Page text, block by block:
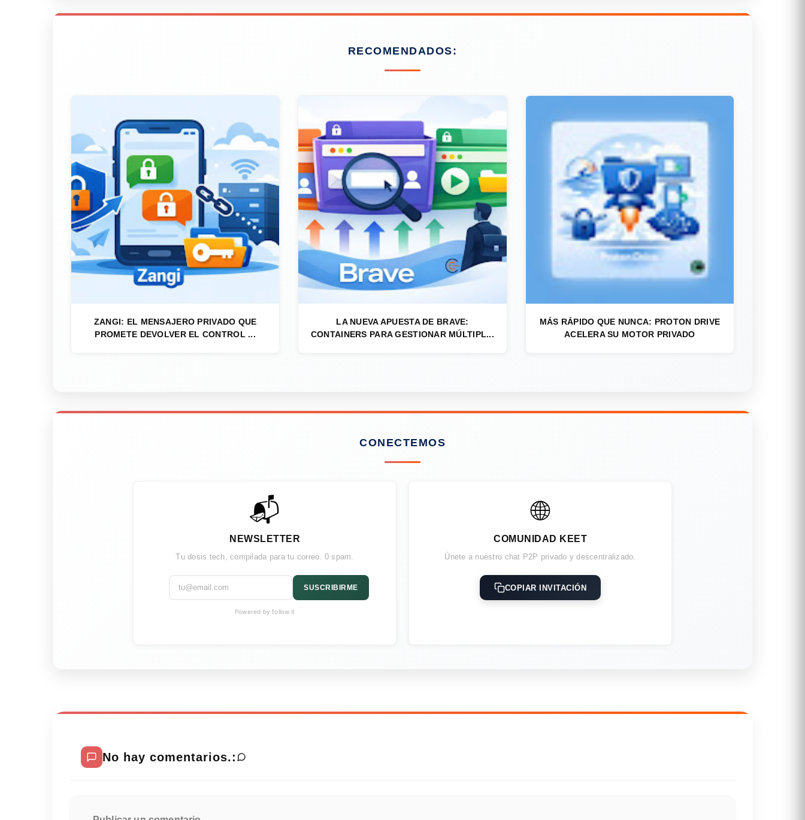
RECOMENDADOS:
ZANGI: EL MENSAJERO PRIVADO QUE
PROMETE DEVOLVER EL CONTROL ...
LA NUEVA APUESTA DE BRAVE:
CONTAINERS PARA GESTIONAR MÚLTIPL...
MÁS RÁPIDO QUE NUNCA: PROTON DRIVE
ACELERA SU MOTOR PRIVADO
CONECTEMOS
📬
NEWSLETTER
Tu dosis tech, compilada para tu correo. 0 spam.
SUSCRIBIRME
Powered by follow.it
🌐
COMUNIDAD KEET
Únete a nuestro chat P2P privado y descentralizado.
COPIAR INVITACIÓN
No hay comentarios.: